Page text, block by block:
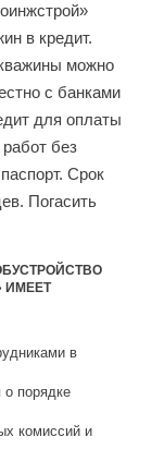
в кредит.
можно
с банками
для оплаты
без
Срок
Погасить
ИМЕЕТ
в
о порядке
комиссий и